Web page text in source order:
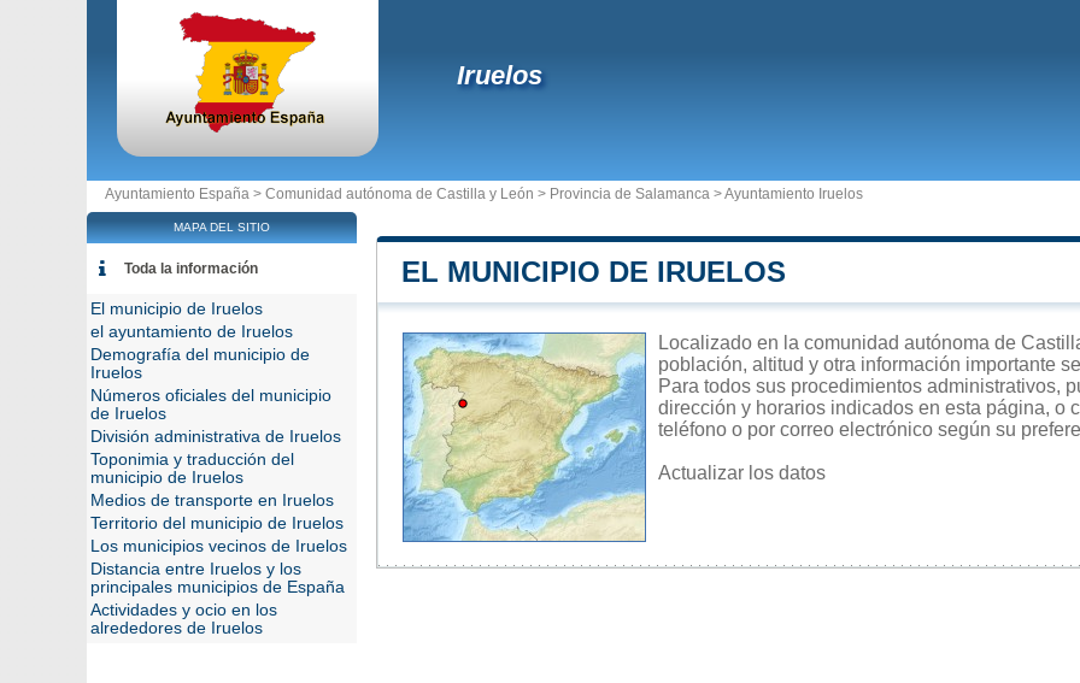
Iruelos
Ayuntamiento España > Comunidad autónoma de Castilla y León > Provincia de Salamanca >Ayuntamiento Iruelos
EL MUNICIPIO DE IRUELOS
Localizado en la comunidad autónoma de
población, altitud y otra información importante
Para todos sus procedimientos administrativos,
dirección y horarios indicados en esta página, o
teléfono o por correo electrónico según su
Actualizar los datos
MAPA DEL SITIO
Toda la información
El municipio de Iruelos
el ayuntamiento de Iruelos
Demografía del municipio de
Iruelos
Números oficiales del municipio
de Iruelos
División administrativa de Iruelos
Toponimia y traducción del
municipio de Iruelos
Medios de transporte en Iruelos
Territorio del municipio de Iruelos
Los municipios vecinos de Iruelos
Distancia entre Iruelos y los
principales municipios de España
Actividades y ocio en los
alrededores de Iruelos